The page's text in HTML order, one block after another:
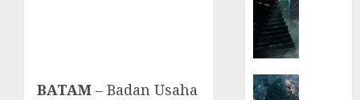
BATAM – Badan Usaha